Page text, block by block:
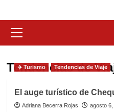
primario
Tendencias de
✈️ Turismo Tendencias de Viaje
El auge turístico de
Adriana Becerra Rojas agosto 6,